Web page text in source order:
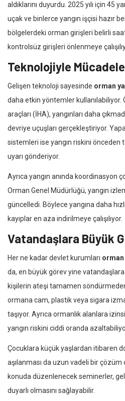
aldıklarını duyurdu. 2025 yılı için 45
uçak ve binlerce yangın işçisi hazır
bölgelerdeki orman girişleri belirli
kontrolsüz girişleri önlenmeye
Teknolojiyle Mücadele
Gelişen teknoloji sayesinde orman
daha etkin yöntemler kullanılabiliyor.
araçları (İHA), yangınları daha
devriye uçuşları gerçekleştiriyor.
sistemleri ise yangın riskini önceden
uyarı gönderiyor.
Ayrıca yangın anında koordinasyon
Orman Genel Müdürlüğü, yangın
güncelledi. Böylece yangına daha
kayıplar en aza indirilmeye çalışılıyor.
Vatandaşlara Büyük
Her ne kadar devlet kurumları orman
da, en büyük görev yine
kişilerin ateşi tamamen
ormana cam, plastik veya sigara
taşıyor. Ayrıca ormanlık alanlara
yangın riskini ciddi oranda
Çocuklara küçük yaşlardan itibaren
aşılanması da uzun vadeli bir
konuda düzenlenecek seminerler,
duyarlı olmasını sağlayabilir.